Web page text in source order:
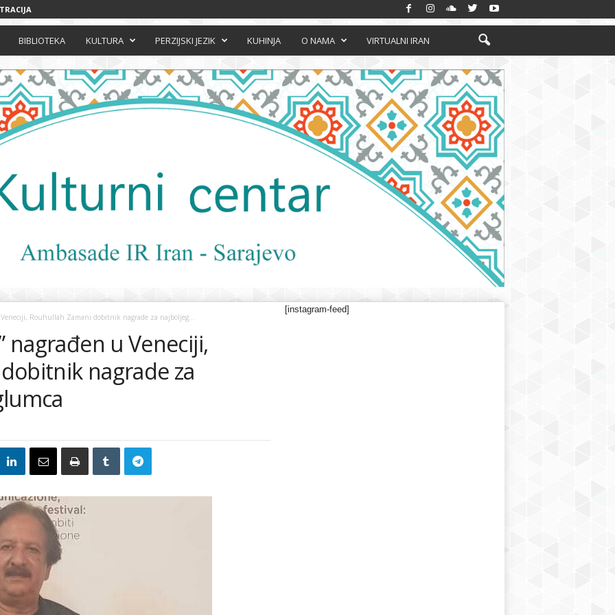
BIBLIOTEKA KULTURA PERZIJSKI JEZIK KUHINJA O NAMA VIRTUALNI IRAN
Rouhullah Zamani dobitnik nagrade za najboljeg...
nagrađen u Veneciji,
nagrade za
[instagram-feed]